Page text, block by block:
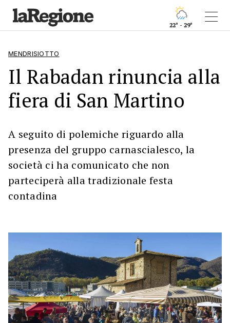
22° - 29°
MENDRISIOTTO
Il Rabadan rinuncia alla
fiera di San Martino
A seguito di polemiche riguardo alla
presenza del gruppo carnascialesco, la
società ci ha comunicato che non
parteciperà alla tradizionale festa
contadina